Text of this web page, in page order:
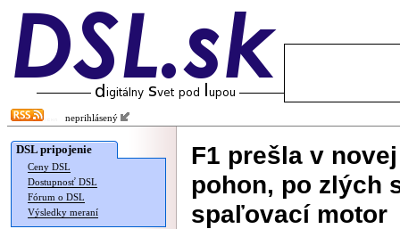
neprihlásený
DSL pripojenie
Ceny DSL
Dostupnosť DSL
Fórum o DSL
Výsledky meraní
F1 prešla v
pohon, po zlých
spaľovací motor